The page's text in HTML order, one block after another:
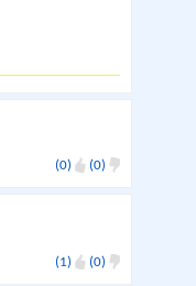
(0) (0)
(1) (0)